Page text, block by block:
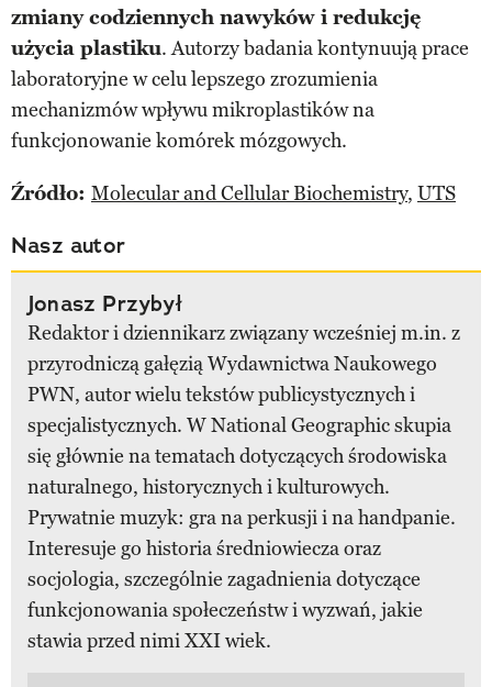
zmiany codziennych nawyków i redukcję
użycia plastiku. Autorzy badania kontynuują prace
laboratoryjne w celu lepszego zrozumienia
mechanizmów wpływu mikroplastików na
funkcjonowanie komórek mózgowych.
Źródło: Molecular and Cellular Biochemistry, UTS
Nasz autor
Jonasz Przybył
Redaktor i dziennikarz związany wcześniej m.in. z
przyrodniczą gałęzią Wydawnictwa Naukowego
PWN, autor wielu tekstów publicystycznych i
specjalistycznych. W National Geographic skupia
się głównie na tematach dotyczących środowiska
naturalnego, historycznych i kulturowych.
Prywatnie muzyk: gra na perkusji i na handpanie.
Interesuje go historia średniowiecza oraz
socjologia, szczególnie zagadnienia dotyczące
funkcjonowania społeczeństw i wyzwań, jakie
stawia przed nimi XXI wiek.